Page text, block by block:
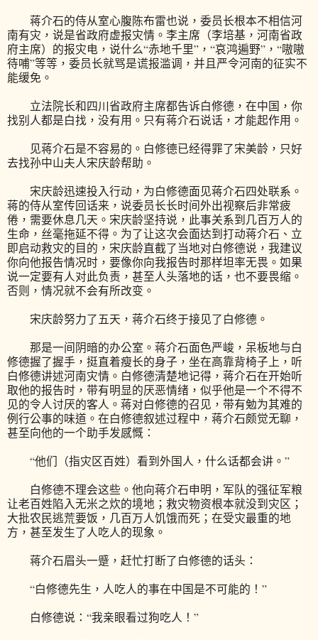
蒋介石的侍从室心腹陈布雷也说，委员长根本不相信河
南有灾，说是省政府虚报灾情。李主席（李培基，河南省政
府主席）的报灾电，说什么“赤地千里”，“哀鸿遍野”，“嗷嗷
待哺”等等，委员长就骂是谎报滥调，并且严令河南的征实不
能缓免。
立法院长和四川省政府主席都告诉白修德，在中国，你
找别人都是白找，没有用。只有蒋介石说话，才能起作用。
见蒋介石是不容易的。白修德已经得罪了宋美龄，只好
去找孙中山夫人宋庆龄帮助。
宋庆龄迅速投入行动，为白修德面见蒋介石四处联系。
蒋的侍从室传回话来，说委员长长时间外出视察后非常疲
倦，需要休息几天。宋庆龄坚持说，此事关系到几百万人的
生命，丝毫拖延不得。为了让这次会面达到打动蒋介石、立
即启动救灾的目的，宋庆龄直截了当地对白修德说，我建议
你向他报告情况时，要像你向我报告时那样坦率无畏。如果
说一定要有人对此负责，甚至人头落地的话，也不要畏缩。
否则，情况就不会有所改变。
宋庆龄努力了五天，蒋介石终于接见了白修德。
那是一间阴暗的办公室。蒋介石面色严峻，呆板地与白
修德握了握手，挺直着瘦长的身子，坐在高靠背椅子上，听
白修德讲述河南灾情。白修德清楚地记得，蒋介石在开始听
取他的报告时，带有明显的厌恶情绪，似乎他是一个不得不
见的令人讨厌的客人。蒋对白修德的召见，带有勉为其难的
例行公事的味道。在白修德叙述过程中，蒋介石颇觉无聊，
甚至向他的一个助手发感慨：
“他们（指灾区百姓）看到外国人，什么话都会讲。”
白修德不理会这些。他向蒋介石申明，军队的强征军粮
让老百姓陷入无米之炊的境地；救灾物资根本就没到灾区；
大批农民逃荒要饭，几百万人饥饿而死；在受灾最重的地
方，甚至发生了人吃人的现象。
蒋介石眉头一蹙，赶忙打断了白修德的话头：
“白修德先生，人吃人的事在中国是不可能的！”
白修德说：“我亲眼看过狗吃人！”